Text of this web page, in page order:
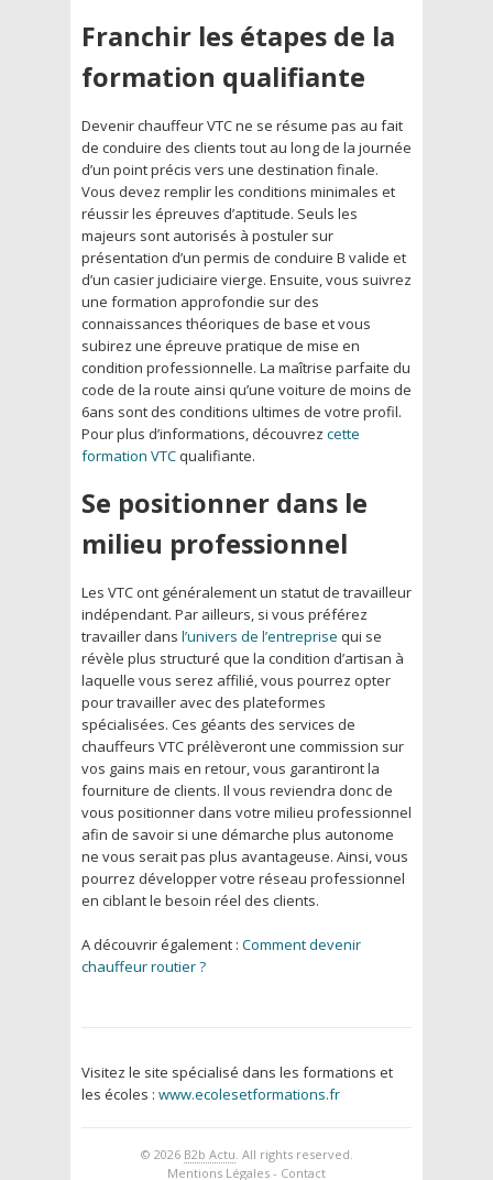
Franchir les étapes de la
formation qualifiante
Devenir chauffeur VTC ne se résume pas au fait
de conduire des clients tout au long de la journée
d’un point précis vers une destination finale.
Vous devez remplir les conditions minimales et
réussir les épreuves d’aptitude. Seuls les
majeurs sont autorisés à postuler sur
présentation d’un permis de conduire B valide et
d’un casier judiciaire vierge. Ensuite, vous suivrez
une formation approfondie sur des
connaissances théoriques de base et vous
subirez une épreuve pratique de mise en
condition professionnelle. La maîtrise parfaite du
code de la route ainsi qu’une voiture de moins de
6ans sont des conditions ultimes de votre profil.
Pour plus d’informations, découvrez cette
formation VTCqualifiante.
Se positionner dans le
milieu professionnel
Les VTC ont généralement un statut de travailleur
indépendant. Par ailleurs, si vous préférez
travailler dans l’univers de l’entreprise qui se
révèle plus structuré que la condition d’artisan à
laquelle vous serez affilié, vous pourrez opter
pour travailler avec des plateformes
spécialisées. Ces géants des services de
chauffeurs VTC prélèveront une commission sur
vos gains mais en retour, vous garantiront la
fourniture de clients. Il vous reviendra donc de
vous positionner dans votre milieu professionnel
afin de savoir si une démarche plus autonome
ne vous serait pas plus avantageuse. Ainsi, vous
pourrez développer votre réseau professionnel
en ciblant le besoin réel des clients.
A découvrir également : Comment devenir
chauffeur routier ?
Visitez le site spécialisé dans les formations et
les écoles : www.ecolesetformations.fr
© 2026 B2b Actu . All rights reserved.
Mentions Légales - Contact